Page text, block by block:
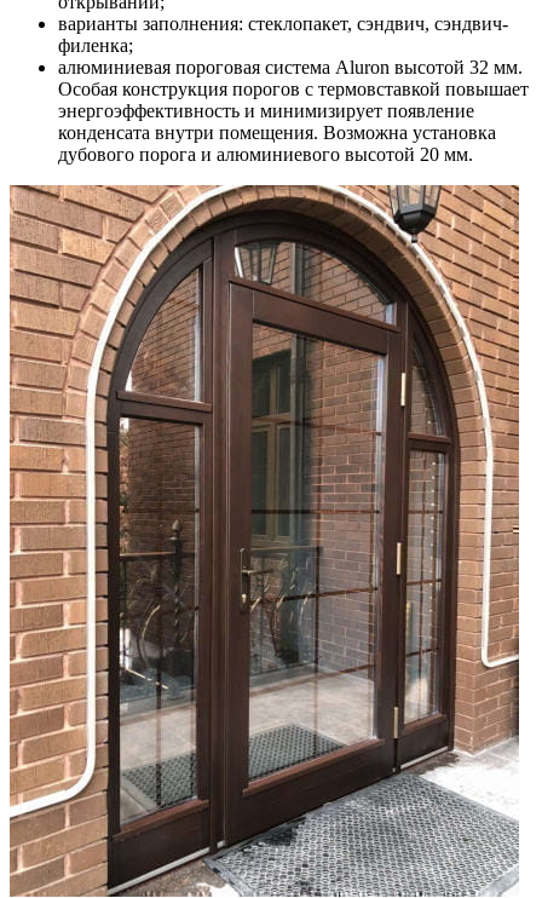
варианты заполнения: стеклопакет, сэндвич, сэндвич-
филенка;
алюминиевая пороговая система Aluron высотой 32 мм.
Особая конструкция порогов с термовставкой повышает
энергоэффективность и минимизирует появление
конденсата внутри помещения. Возможна установка
дубового порога и алюминиевого высотой 20 мм.